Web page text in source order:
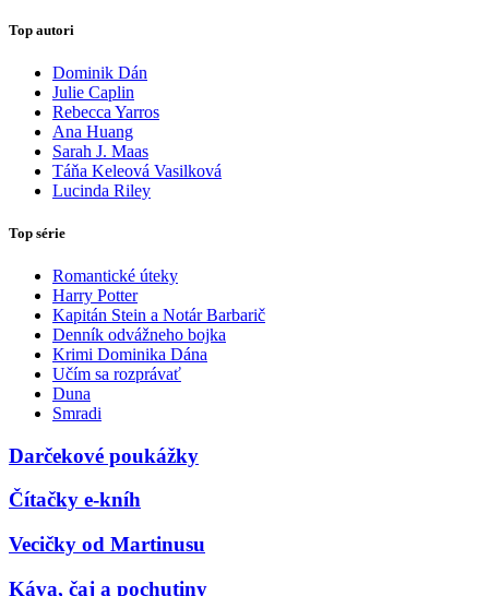
Top autori
Dominik Dán
Julie Caplin
Rebecca Yarros
Ana Huang
Sarah J. Maas
Táňa Keleová Vasilková
Lucinda Riley
Top série
Romantické úteky
Harry Potter
Kapitán Stein a Notár Barbarič
Denník odvážneho bojka
Krimi Dominika Dána
Učím sa rozprávať
Duna
Smradi
Darčekové poukážky
Čítačky e-kníh
Vecičky od Martinusu
Káva, čaj a pochutiny